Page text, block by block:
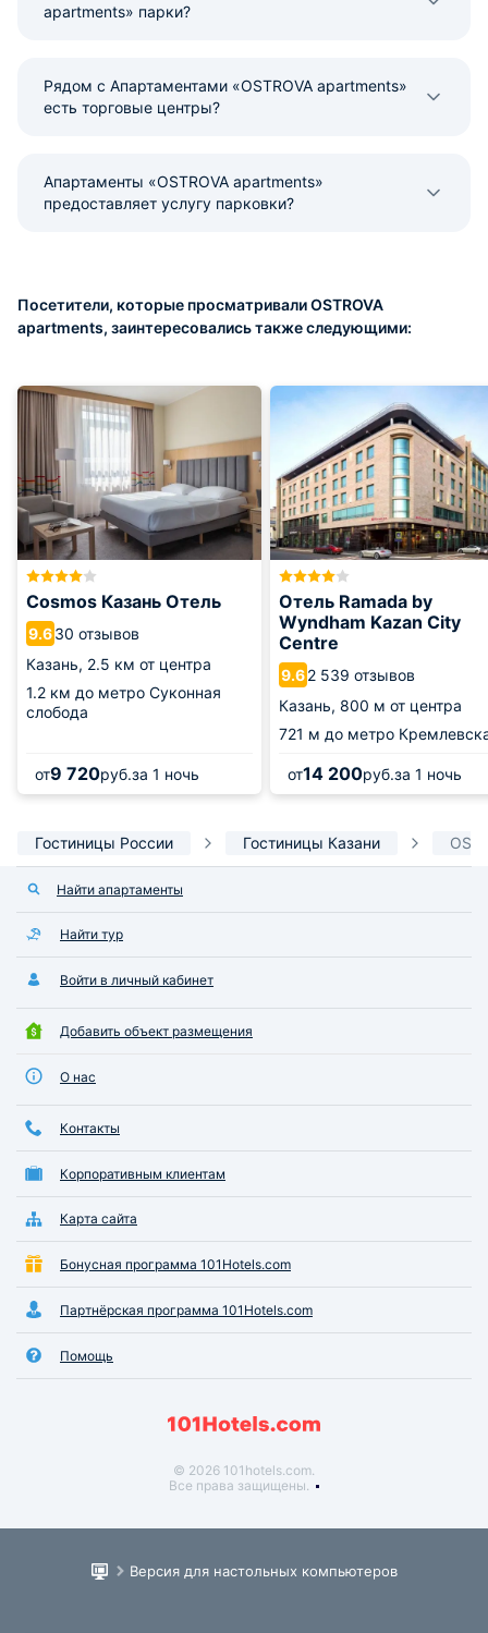
apartments» парки?
Рядом с Апартаментами «OSTROVA apartments»
есть торговые центры?
Апартаменты «OSTROVA apartments»
предоставляет услугу парковки?
Посетители, которые просматривали OSTROVA
apartments, заинтересовались также следующими:
Cosmos Казань Отель
9.630 отзывов
Казань, 2.5 км от центра
1.2 км до метро Суконная
слобода
от9 720руб.за 1 ночь
Отель Ramada by
Wyndham Kazan City
Centre
9.62 539 отзывов
Казань, 800 м от центра
721 м до метро
от14 200руб.за 1 ночь
Гостиницы России Гостиницы Казани
Найти апартаменты
Найти тур
Войти в личный кабинет
Добавить объект размещения
О нас
Контакты
Корпоративным клиентам
Карта сайта
Бонусная программа 101Hotels.com
Партнёрская программа 101Hotels.com
Помощь
© 2026 101hotels.com.
Все права защищены.
Версия для настольных компьютеров